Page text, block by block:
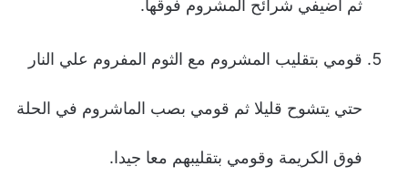
ثم اضيفي شرائح المشروم فوقها.
قومي بتقليب المشروم مع الثوم المفروم علي النار
حتي يتشوح قليلا ثم قومي بصب الماشروم في الحلة
فوق الكريمة وقومي بتقليبهم معا جيدا.